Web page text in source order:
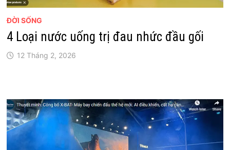
ĐỜI SỐNG
4 Loại nước uống trị đau nhức đầu gối
12 Tháng 2, 2026